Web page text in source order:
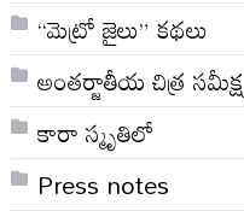
“మెట్రో జైలు” కథలు
అంతర్జాతీయ చిత్ర సమీక్ష
కారా స్మృతిలో
Press notes